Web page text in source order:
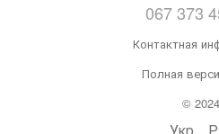
067 373
Контактная
Полная
© 2024